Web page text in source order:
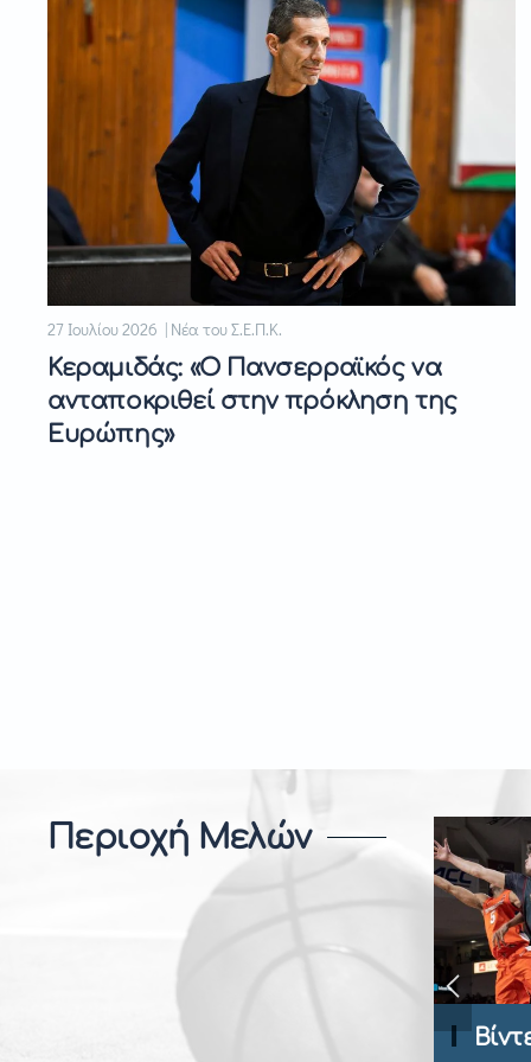
27 Ιουλίου 2026 | Νέα του Σ.Ε.Π.Κ.
Κεραμιδάς: «Ο Πανσερραϊκός να
ανταποκριθεί στην πρόκληση της
Ευρώπης»
Περιοχή Μελών
Playbook